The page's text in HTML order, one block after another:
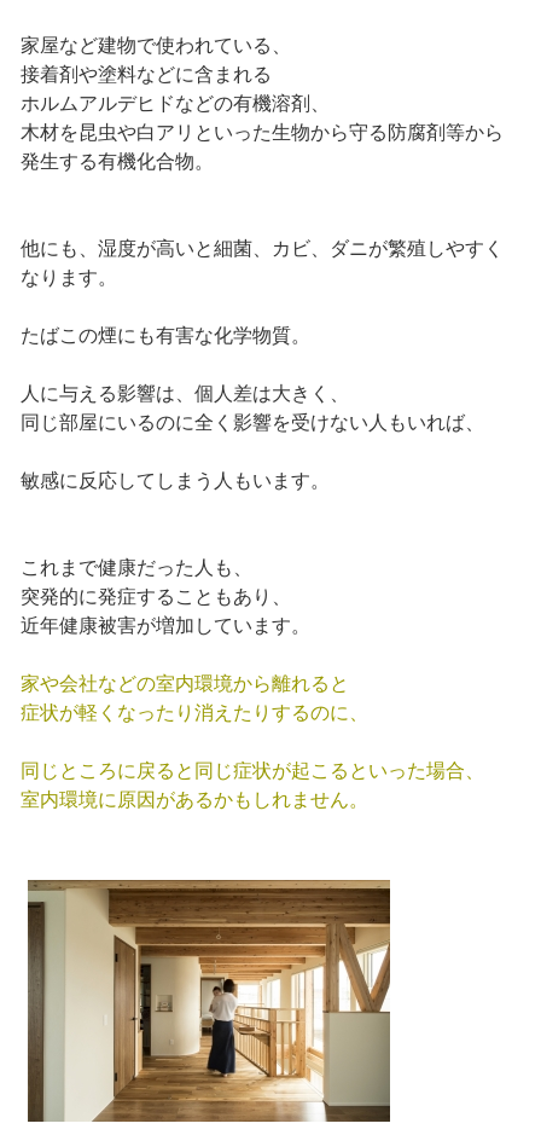
家屋など建物で使われている、
接着剤や塗料などに含まれる
ホルムアルデヒドなどの有機溶剤、
木材を昆虫や白アリといった生物から守る防腐剤等から
発生する有機化合物。
他にも、湿度が高いと細菌、カビ、ダニが繁殖しやすく
なります。
たばこの煙にも有害な化学物質。
人に与える影響は、個人差は大きく、
同じ部屋にいるのに全く影響を受けない人もいれば、
敏感に反応してしまう人もいます。
これまで健康だった人も、
突発的に発症することもあり、
近年健康被害が増加しています。
家や会社などの室内環境から離れると
症状が軽くなったり消えたりするのに、
同じところに戻ると同じ症状が起こるといった場合、
室内環境に原因があるかもしれません。